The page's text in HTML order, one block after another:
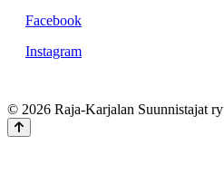
Facebook
Instagram
© 2026 Raja-Karjalan Suunnistajat ry